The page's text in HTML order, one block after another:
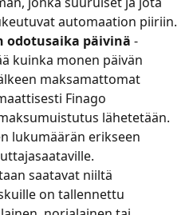
automaation piiriin.
odotusaika päivinä -
kuinka monen päivän
maksamattomat
Finago
lähetetään.
lukumäärän erikseen
saatavat niiltä
on tallennettu